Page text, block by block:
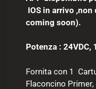
IOS in arrivo
coming soon).
Potenza : 24VDC,
Fornita con 1
Flaconcino